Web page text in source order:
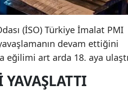
(İSO) Türkiye İmalat PMI
devam ettiğini
eğilimi art arda 18. aya